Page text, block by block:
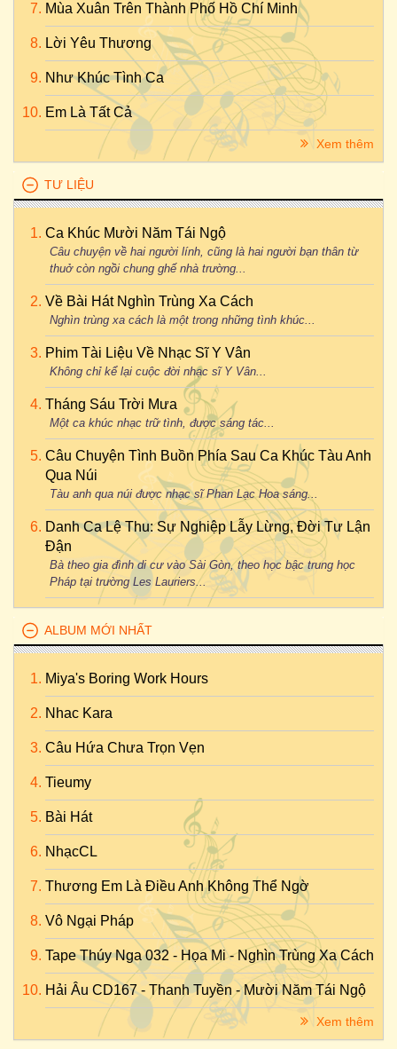
Mùa Xuân Trên Thành Phố Hồ Chí Minh
Lời Yêu Thương
Như Khúc Tình Ca
Em Là Tất Cả
Xem thêm
TƯ LIỆU
Ca Khúc Mười Năm Tái Ngộ
Câu chuyện về hai người lính, cũng là hai người bạn thân từ
thuở còn ngồi chung ghế nhà trường...
Về Bài Hát Nghìn Trùng Xa Cách
Nghìn trùng xa cách là một trong những tình khúc...
Phim Tài Liệu Về Nhạc Sĩ Y Vân
Không chỉ kể lại cuộc đời nhạc sĩ Y Vân...
Tháng Sáu Trời Mưa
Một ca khúc nhạc trữ tình, được sáng tác...
Câu Chuyện Tình Buồn Phía Sau Ca Khúc Tàu Anh
Qua Núi
Tàu anh qua núi được nhạc sĩ Phan Lạc Hoa sáng...
Danh Ca Lệ Thu: Sự Nghiệp Lẫy Lừng, Đời Tư Lận
Đận
Bà theo gia đình di cư vào Sài Gòn, theo học bậc trung học
Pháp tại trường Les Lauriers...
ALBUM MỚI NHẤT
Miya's Boring Work Hours
Nhac Kara
Câu Hứa Chưa Trọn Vẹn
Tieumy
Bài Hát
NhạcCL
Thương Em Là Điều Anh Không Thể Ngờ
Vô Ngại Pháp
Tape Thúy Nga 032 - Họa Mi - Nghìn Trùng Xa Cách
Hải Âu CD167 - Thanh Tuyền - Mười Năm Tái Ngộ
Xem thêm